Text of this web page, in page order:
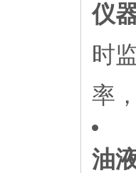
仪
时
率
油